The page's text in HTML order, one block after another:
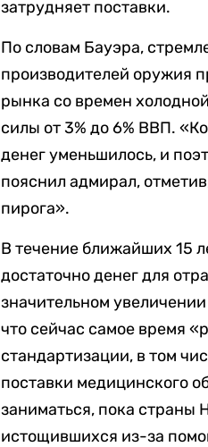
затрудняет поставки.
По словам Бауэра,
производителей оружия
рынка со времен
силы от 3% до 6% ВВП.
денег уменьшилось, и
пояснил адмирал,
пирога».
В течение ближайших 15
достаточно денег для
значительном
что сейчас самое время
стандартизации, в том
поставки медицинского
заниматься, пока страны
истощившихся из-за